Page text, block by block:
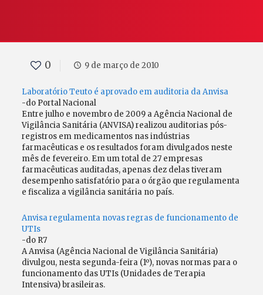
0 9 de março de 2010
Laboratório Teuto é aprovado em auditoria da Anvisa
-do Portal Nacional
Entre julho e novembro de 2009 a Agência Nacional de
Vigilância Sanitária (ANVISA) realizou auditorias pós-
registros em medicamentos nas indústrias
farmacêuticas e os resultados foram divulgados neste
mês de fevereiro. Em um total de 27 empresas
farmacêuticas auditadas, apenas dez delas tiveram
desempenho satisfatório para o órgão que regulamenta
e fiscaliza a vigilância sanitária no país.
Anvisa regulamenta novas regras de funcionamento de
UTIs
-do R7
A Anvisa (Agência Nacional de Vigilância Sanitária)
divulgou, nesta segunda-feira (1º), novas normas para o
funcionamento das UTIs (Unidades de Terapia
Intensiva) brasileiras.